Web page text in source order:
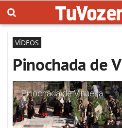
VÍDEOS
Pinochada de
Pinochada de Vinuesa